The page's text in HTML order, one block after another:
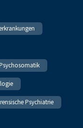
Psychiatrie